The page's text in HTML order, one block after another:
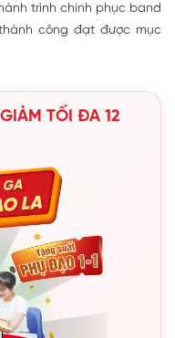
trình chinh phục band
công đạt được mục
TỐI ĐA 12